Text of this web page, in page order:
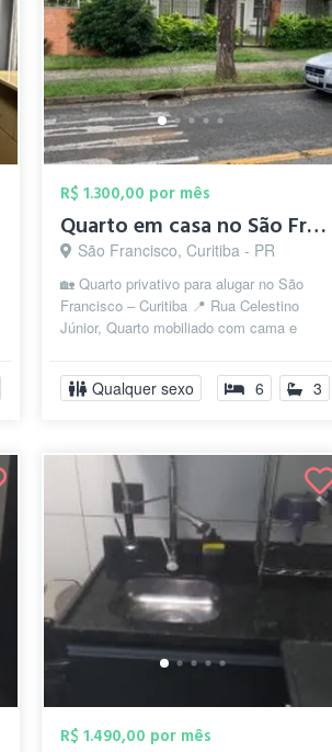
R$ 1.300,00 por mês
Quarto em casa no São Francisco (Centro)
São Francisco, Curitiba - PR
🏡 Quarto privativo para alugar no São
Francisco – Curitiba 📍 Rua Celestino
Júnior, Quarto mobiliado com cama e
Qualquer sexo 6 3
R$ 1.490,00 por mês